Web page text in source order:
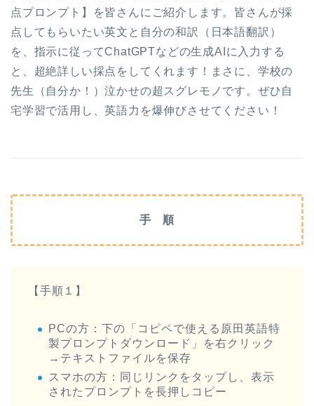
点プロンプト】を皆さんにご紹介します。皆さんが採
点してもらいたい英文と自分の和訳（日本語翻訳）
を、指示に従ってChatGPTなどの生成AIに入力する
と、超絶詳しい採点をしてくれます！まさに、学校の
先生（自分か！）泣かせの超スグレモノです。ぜひ自
宅学習で活用し、英語力を爆伸びさせてください！
手 順
【手順１】
PCの方：下の「コピペで使える原田英語特
製プロンプトダウンロード」を右クリック
→テキストファイルを保存
スマホの方：同じリンクをタップし、表示
されたプロンプトを長押しコピー